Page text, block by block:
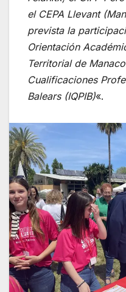
el CEPA Llevant
prevista la
Orientación
Territorial de
Cualificaciones
Balears (IQPIB)«.